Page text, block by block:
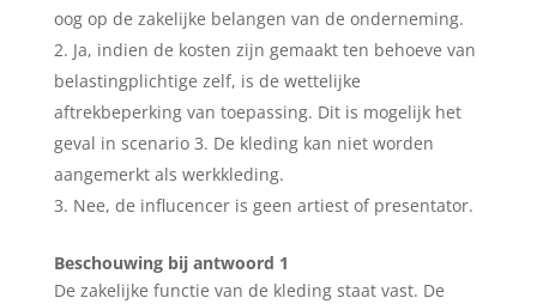
oog op de zakelijke belangen van de onderneming.
Ja, indien de kosten zijn gemaakt ten behoeve van
belastingplichtige zelf, is de wettelijke
aftrekbeperking van toepassing. Dit is mogelijk het
geval in scenario 3. De kleding kan niet worden
aangemerkt als werkkleding.
Nee, de influcencer is geen artiest of presentator.
Beschouwing bij antwoord 1
De zakelijke functie van de kleding staat vast. De